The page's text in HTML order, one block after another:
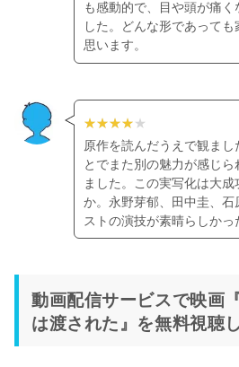
も感動的で、目や頭が痛
した。どんな形であって
思います。
原作を読んだうえで観ま
とでまた別の魅力が感じ
ました。この実写化は大
か。永野芽郁、田中圭、
ストの演技が素晴らしかっ
動画配信サービスで映画
は渡された』を無料視聴